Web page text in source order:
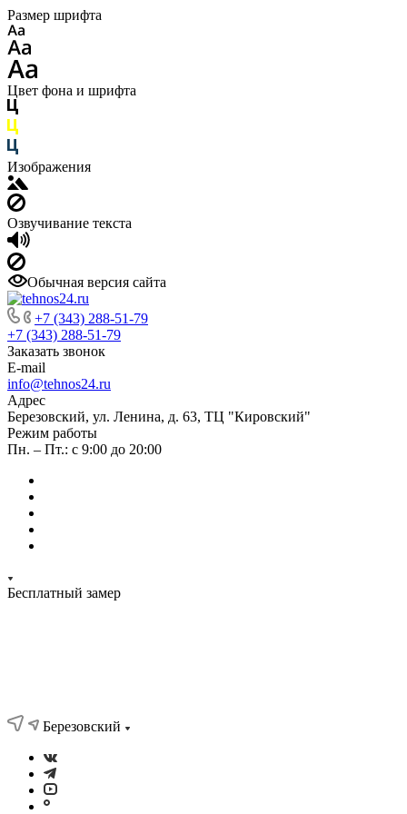
Размер шрифта
Цвет фона и шрифта
Изображения
Озвучивание текста
Обычная версия сайта
+7 (343) 288-51-79
+7 (343) 288-51-79
Заказать звонок
E-mail
info@tehnos24.ru
Адрес
Березовский, ул. Ленина, д. 63, ТЦ "Кировский"
Режим работы
Пн. – Пт.: с 9:00 до 20:00
Бесплатный замер
Березовский